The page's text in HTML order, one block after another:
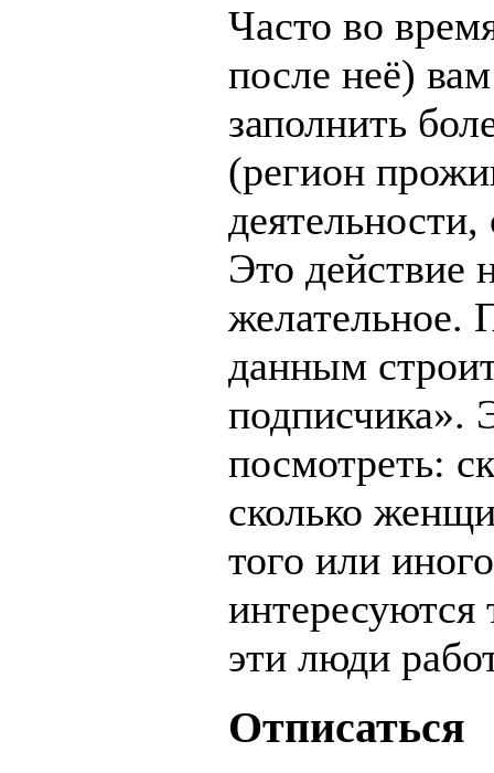
Часто во
после неё)
заполнить
(регион
Это действие
желательное.
данным
подписчика».
посмотреть:
сколько
того или
эти люди
Отписаться